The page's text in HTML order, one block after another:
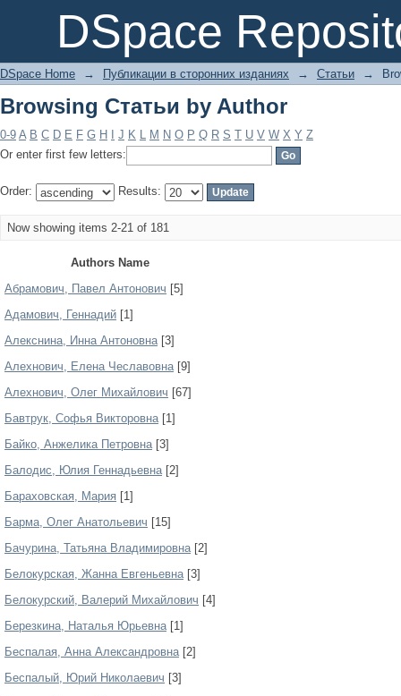
DSpace
Browsing Статьи by Author
DSpace Home → Публикации в сторонних изданиях → Статьи →
Browsing Статьи by Author
0-9 A B C D E F G H J K L M N O P Q R S T U V W X Y Z
Or enter first few letters:
Order: Results:
Now showing items 2-21 of 181
Authors Name
Абрамович, Павел Антонович [5]
Адамович, Геннадий [1]
Алекснина, Инна Антоновна[3]
Алехнович, Елена Чеславовна[9]
Алехнович, Олег Михайлович [67]
Бавтрук, Софья Викторовна[1]
Байко, Анжелика Петровна[3]
Балодис, Юлия Геннадьевна[2]
Бараховская, Мария [1]
Барма, Олег Анатольевич [15]
Бачурина, Татьяна Владимировна[2]
Белокурская, Жанна Евгеньевна[3]
Белокурский, Валерий Михайлович [4]
Березкина, Наталья Юрьевна[1]
Беспалая, Анна Александровна[2]
Беспалый, Юрий Николаевич [3]